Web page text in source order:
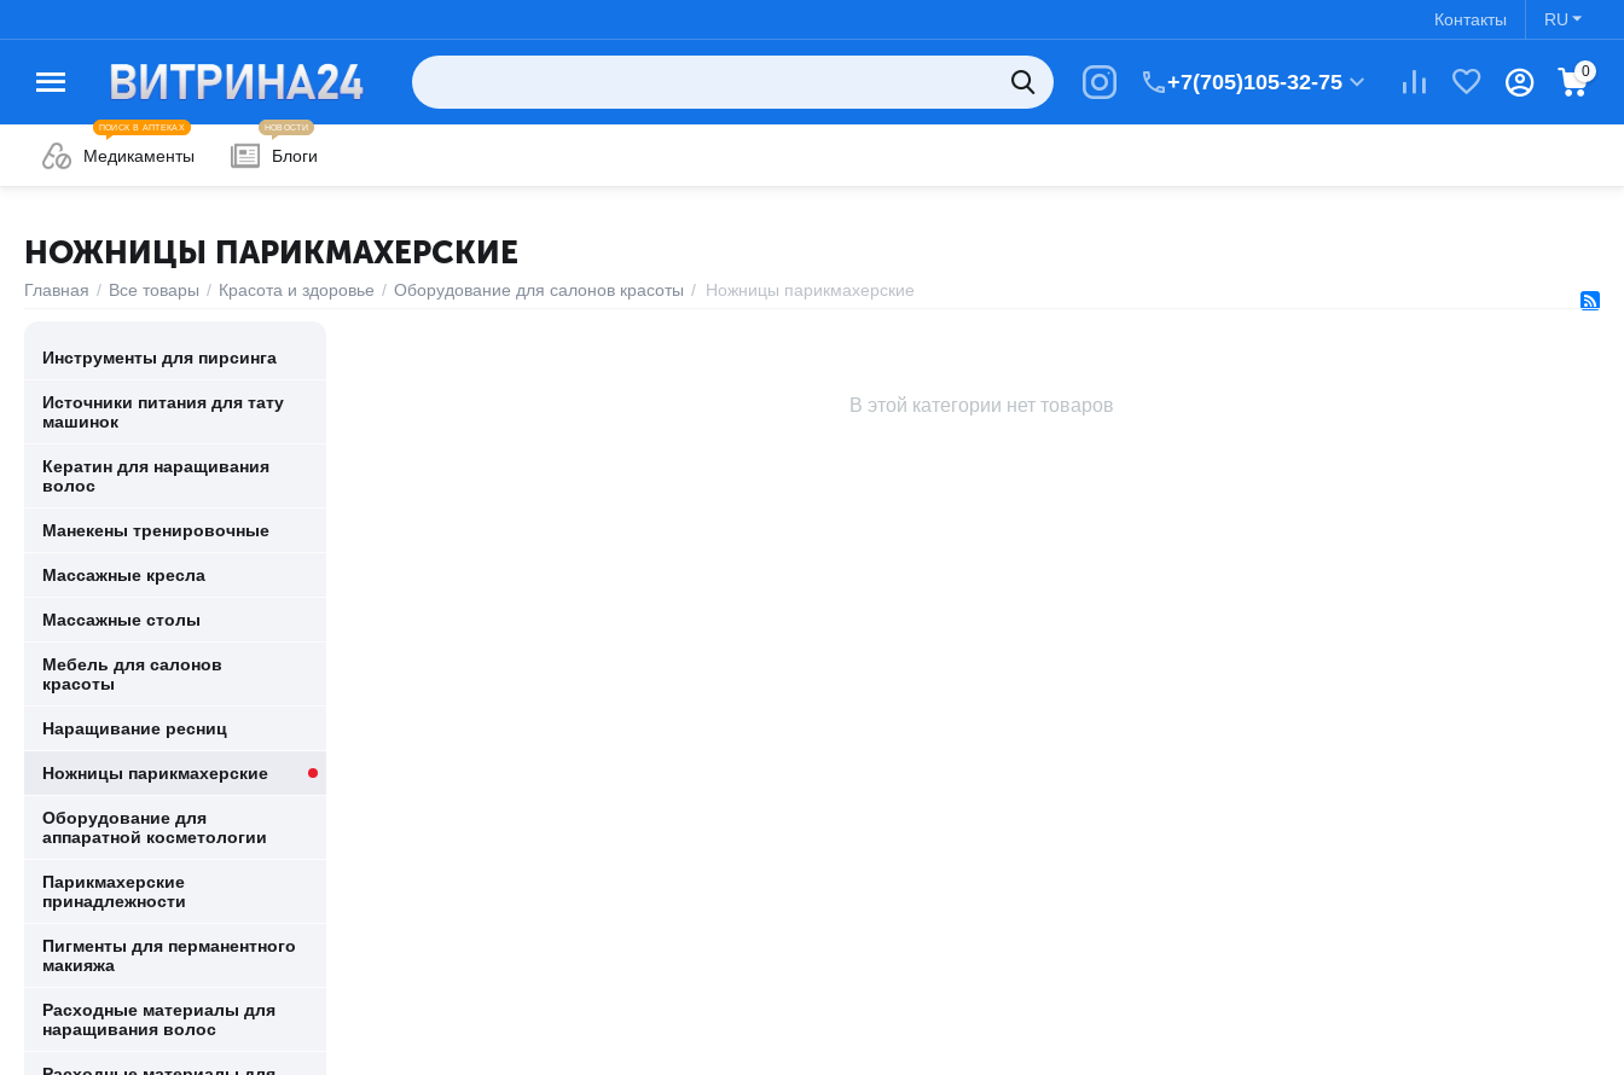
RU
Контакты
+7(705)105-32-75 0
Медикаменты
ПОИСК В АПТЕКАХ
Блоги
НОВОСТИ
НОЖНИЦЫ ПАРИКМАХЕРСКИЕ
Главная / Все товары / Красота и здоровье / Оборудование для салонов красоты / Ножницы парикмахерские
В этой категории нет товаров
Инструменты для пирсинга
Источники питания для тату
машинок
Кератин для наращивания
волос
Манекены тренировочные
Массажные кресла
Массажные столы
Мебель для салонов
красоты
Наращивание ресниц
Ножницы парикмахерские
Оборудование для
аппаратной косметологии
Парикмахерские
принадлежности
Пигменты для перманентного
макияжа
Расходные материалы для
наращивания волос